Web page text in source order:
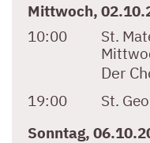
Mittwoch,
10:00
St.
Der
19:00 St.
Sonntag,